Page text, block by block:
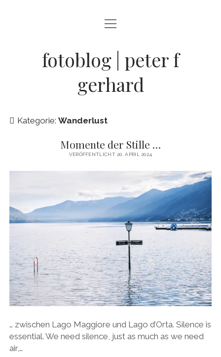
BLOG
JAZZ LIVE !
ZEN MOMENTE
INFO Menü
DATENSCHUTZ
KONTAKT
instagram
Menü
öffnen
fotoblog | peter f
gerhard
Kategorie: Wanderlust
Momente der Stille …
VERÖFFENTLICHT 20. APRIL 2024
… zwischen Lago Maggiore und Lago d’Orta. Silence is
essential. We need silence, just as much as we need
air,…